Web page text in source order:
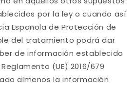
por la ley o cuando así
Española de Protección de
del tratamiento podrá dar
de información establecido
(UE) 2016/679
almenos la información